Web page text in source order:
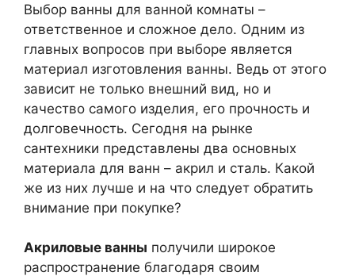
Выбор ванны для ванной комнаты –
ответственное и сложное дело. Одним из
главных вопросов при выборе является
материал изготовления ванны. Ведь от этого
зависит не только внешний вид, но и
качество самого изделия, его прочность и
долговечность. Сегодня на рынке
сантехники представлены два основных
материала для ванн – акрил и сталь. Какой
же из них лучше и на что следует обратить
внимание при покупке?
Акриловые ванны получили широкое
распространение благодаря своим